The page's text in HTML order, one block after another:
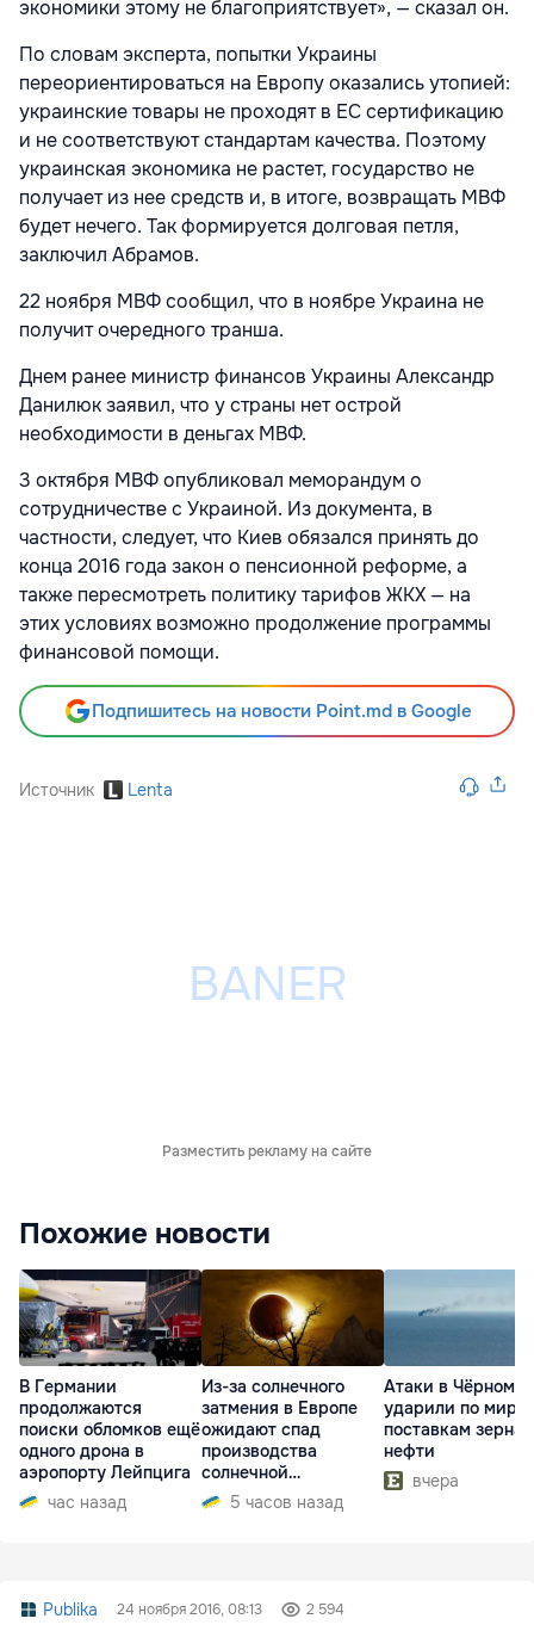
экономики этому не благоприятствует», — сказал он.
По словам эксперта, попытки Украины
переориентироваться на Европу оказались утопией:
украинские товары не проходят в ЕС сертификацию
и не соответствуют стандартам качества. Поэтому
украинская экономика не растет, государство не
получает из нее средств и, в итоге, возвращать МВФ
будет нечего. Так формируется долговая петля,
заключил Абрамов.
22 ноября МВФ сообщил, что в ноябре Украина не
получит очередного транша.
Днем ранее министр финансов Украины Александр
Данилюк заявил, что у страны нет острой
необходимости в деньгах МВФ.
3 октября МВФ опубликовал меморандум о
сотрудничестве с Украиной. Из документа, в
частности, следует, что Киев обязался принять до
конца 2016 года закон о пенсионной реформе, а
также пересмотреть политику тарифов ЖКХ — на
этих условиях возможно продолжение программы
финансовой помощи.
Подпишитесь на новости Point.md в Google
Источник Lenta
Разместить рекламу на сайте
Похожие новости
В Германии
продолжаются
поиски обломков ещё
одного дрона в
аэропорту Лейпцига
час назад
Из-за солнечного
затмения в Европе
ожидают спад
производства
солнечной
электроэнергии
5 часов назад
Атаки в Чёрном
ударили по
поставкам зерна
нефти
вчера
Publika 24 ноября 2016, 08:13 2 594